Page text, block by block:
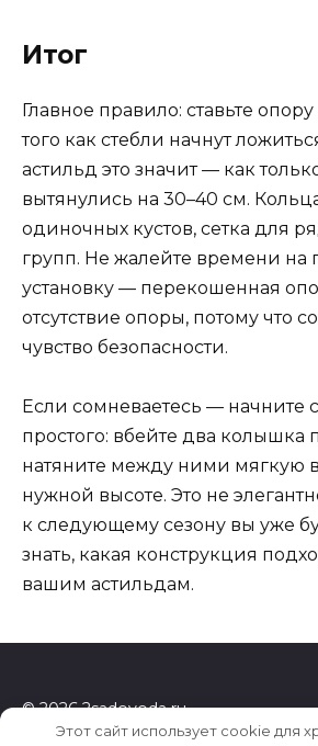
Итог
Главное правило: ставьте
того как стебли начнут
астильд это значит — как
вытянулись на 30–40 см.
одиночных кустов, сетка для
групп. Не жалейте времени на
установку — перекошенная
отсутствие опоры, потому что
чувство безопасности.
Если сомневаетесь — начните
простого: вбейте два колышка
натяните между ними мягкую
нужной высоте. Это не
к следующему сезону вы уже
знать, какая конструкция
вашим астильдам.
© 2026 2sadovoda.ru
Этот сайт использует cookie для